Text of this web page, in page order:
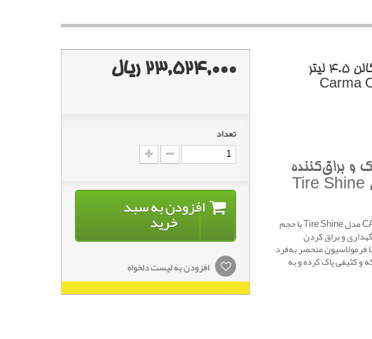
واکس لاستیک و براق کننده تایر گالن 4.5 لیتر
براق‌کننده
تایر CARMA CARE مدل Tire Shine
واکسر لاستیک و براق‌کننده تایر CARMA CARE مدل Tire Shine با حجم
و براق کردن
فرمولاسیون منحصر به‌فرد
و کثیفی پاک کرده و به
23,524,000 ریال
تعداد
افزودن به سبد
خرید
افزودن به لیست دلخواه